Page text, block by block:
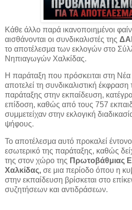
Κάθε άλλο παρά ικανοποιημένοι
αισθάνονται οι συνδικαλιστές της
το αποτέλεσμα των εκλογών στο
Νηπιαγωγών Χαλκίδας.
Η παράταξη που πρόσκειται στη Νέα
αποτελεί τη συνδικαλιστική έκφραση
παράταξης στην εκπαίδευση,
επίδοση, καθώς από τους 757
συμμετείχαν στην εκλογική
ψήφους.
Το αποτέλεσμα αυτό προκαλεί
εσωτερικό της παράταξης, καθώς
της στον χώρο της Πρωτοβάθμιας
Χαλκίδας, σε μια περίοδο όπου η
στην εκπαίδευση βρίσκεται στο
συζητήσεων και αντιδράσεων.